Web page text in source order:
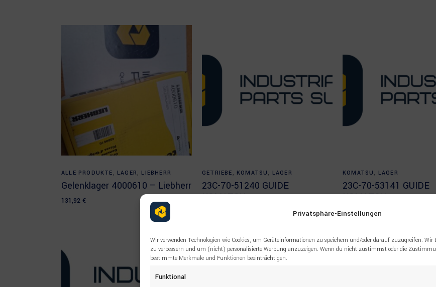
Privatsphäre-Einstellungen
Wir verwenden Technologien wie Cookies, um Geräteinformationen zu speichern und/oder darauf zuzugreifen. Wir
zu verbessern und um (nicht) personalisierte Werbung anzuzeigen. Wenn du nicht zustimmst oder die
bestimmte Merkmale und Funktionen beeinträchtigen.
Funktional
Add to cart
ALLE PRODUKTE , LAGER , LIEBHERR
Gelenklager 4000610 – Liebherr
131,92 €
Read more
GETRIEBE , KOMATSU , LAGER
23C-70-51240 GUIDE
KOMATSU
Read more
KOMATSU , LAGER
23C-70-53141 GUIDE
KOMATSU